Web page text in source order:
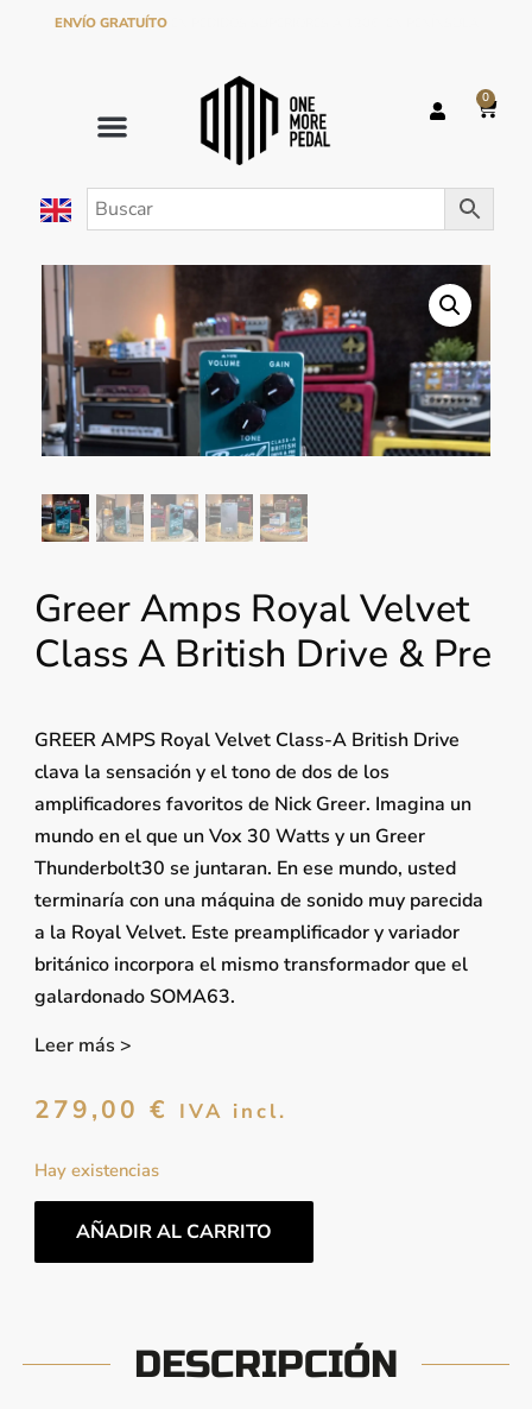
ENVÍO GRATUÍTOEN PEDIDOS SUPERIORES A 120€ EN PENÍNSULA
0
Greer Amps Royal Velvet
Class A British Drive & Pre
GREER AMPS Royal Velvet Class-A British Drive
clava la sensación y el tono de dos de los
amplificadores favoritos de Nick Greer. Imagina un
mundo en el que un Vox 30 Watts y un Greer
Thunderbolt30 se juntaran. En ese mundo, usted
terminaría con una máquina de sonido muy parecida
a la Royal Velvet. Este preamplificador y variador
británico incorpora el mismo transformador que el
galardonado SOMA63.
Leer más >
279,00 € IVA incl.
Hay existencias
AÑADIR AL CARRITO
DESCRIPCIÓN